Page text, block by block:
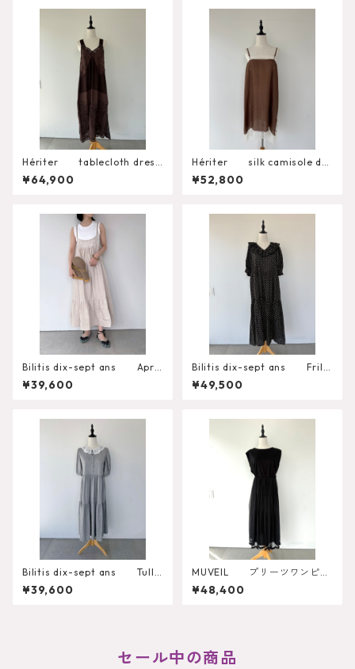
Hériter tablecloth dress
H0-00-7060
¥64,900
Hériter silk camisole dre
ss H2-26-7001
¥52,800
Bilitis dix-sept ans Apro
n Cami Dress
¥39,600
Bilitis dix-sept ans Frill
Tired Dress（Dot） 2913-7
17
¥49,500
Bilitis dix-sept ans Tulle
Collar Dress
¥39,600
MUVEIL プリーツワンピー
ス MA262FA002
¥48,400
セール中の商品